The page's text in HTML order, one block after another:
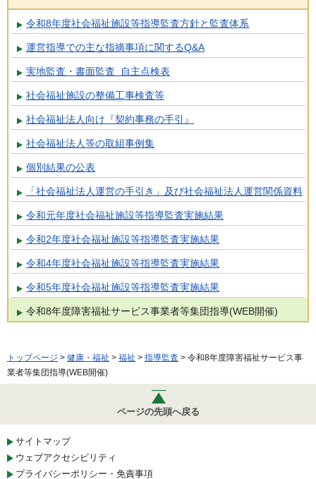
令和8年度社会福祉施設等指導監査方針と監査体系
運営指導での主な指摘事項に関するQ&A
実地監査・書面監査 自主点検表
社会福祉施設の整備工事検査等
社会福祉法人向け『契約事務の手引』
社会福祉法人等の取組事例集
個別結果の公表
「社会福祉法人運営の手引き」及び社会福祉法人運営関係資料
令和元年度社会福祉施設等指導監査実施結果
令和2年度社会福祉施設等指導監査実施結果
令和4年度社会福祉施設等指導監査実施結果
令和5年度社会福祉施設等指導監査実施結果
令和8年度障害福祉サービス事業者等集団指導(WEB開催)
トップページ > 健康・福祉 > 福祉 > 指導監査 > 令和8年度障害福祉サービス事
業者等集団指導(WEB開催)
ページの先頭へ戻る
サイトマップ
ウェブアクセシビリティ
プライバシーポリシー・免責事項